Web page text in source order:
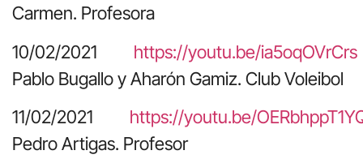
Carmen. Profesora
10/02/2021 https://youtu.be/ia5oqOVrCrs
Pablo Bugallo y Aharón Gamiz. Club Voleibol
11/02/2021 https://youtu.be/
Pedro Artigas. Profesor